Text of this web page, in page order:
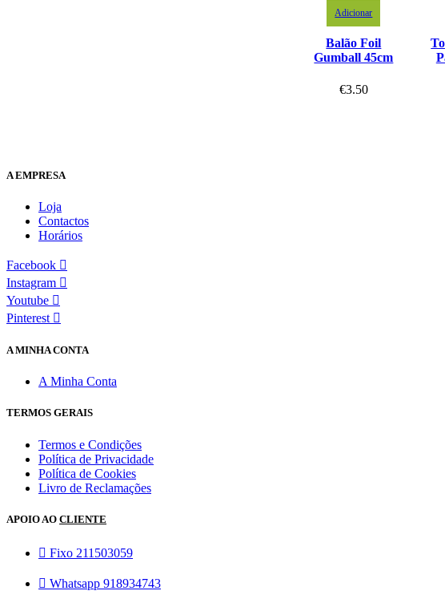
Adicionar
Balão Foil
Gumball 45cm
€3.50
A EMPRESA
Loja
Contactos
Horários
Facebook
Instagram
Youtube
Pinterest
A MINHA CONTA
A Minha Conta
TERMOS GERAIS
Termos e Condições
Política de Privacidade
Política de Cookies
Livro de Reclamações
APOIO AO CLIENTE
Fixo 211503059
Whatsapp 918934743